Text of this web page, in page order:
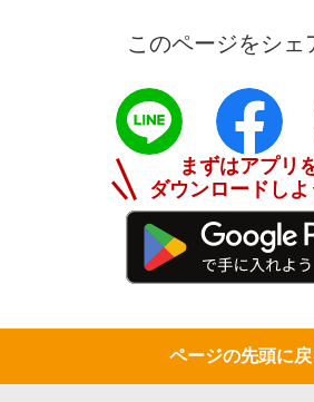
このページをシェ
まずはアプリ
ダウンロードしよ
ページの先頭に戻